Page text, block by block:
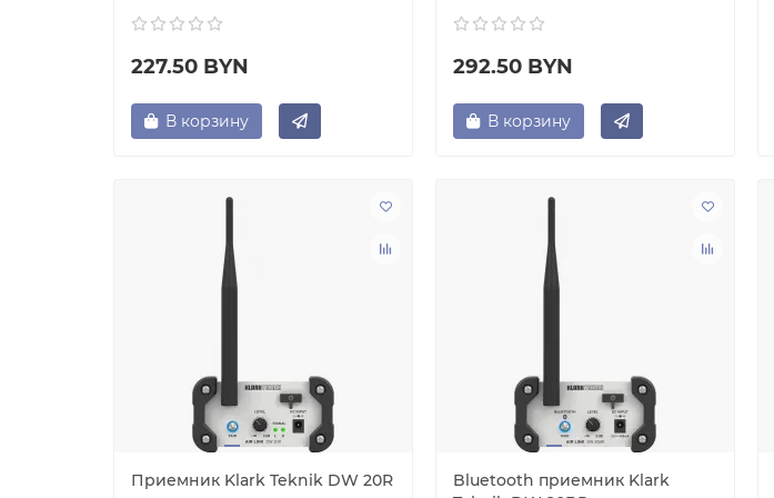
227.50 BYN
В корзину
292.50 BYN
В корзину
Приемник Klark Teknik DW 20R
Bluetooth приемник Klark